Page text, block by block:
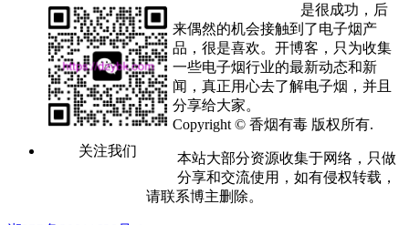
关注我们
是很成功，后
来偶然的机会接触到了电子烟产
品，很是喜欢。开博客，只为收集
一些电子烟行业的最新动态和新
闻，真正用心去了解电子烟，并且
分享给大家。
Copyright © 香烟有毒 版权所有.
本站大部分资源收集于网络，只做
分享和交流使用，如有侵权转载，
请联系博主删除。